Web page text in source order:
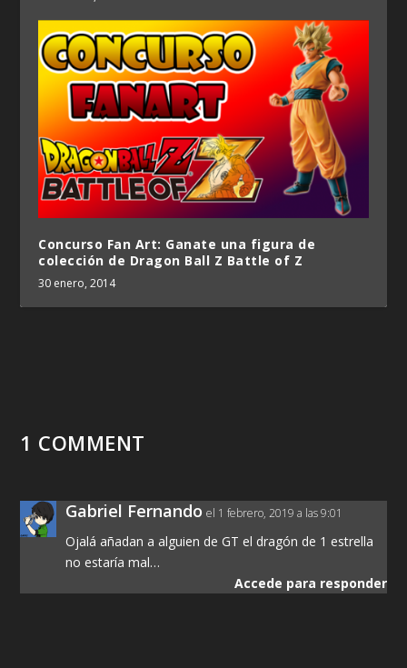
Concurso Fan Art: Ganate una figura de
colección de Dragon Ball Z Battle of Z
30 enero, 2014
1 COMMENT
Gabriel Fernando el 1 febrero, 2019 a las 9:01
Ojalá añadan a alguien de GT el dragón de 1 estrella
no estaría mal…
Accede para responder